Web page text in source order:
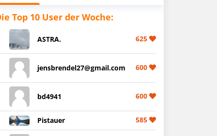
Top 10 User der Woche:
ASTRA. 625
jensbrendel27@gmail.com 600
bd4941 600
Pistauer 585